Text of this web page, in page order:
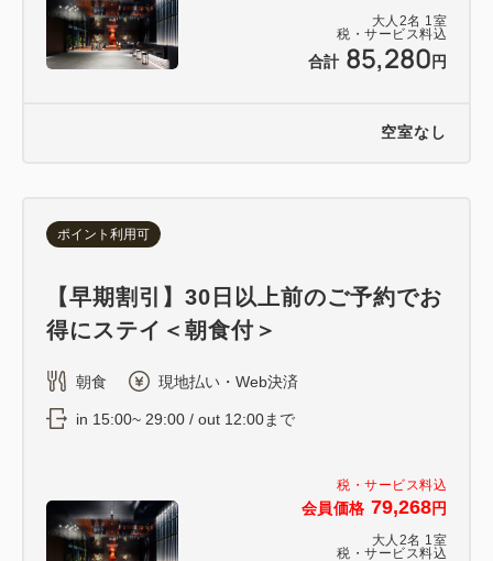
大人 2名 1 室
税・サービス料込
合計 85,280円
空室なし
税・サービス料込
会員価格 79,268円
大人 2名 1 室
税・サービス料込
ポイント利用可
【早期割引】30日以上前のご予約でお
得にステイ＜朝食付＞
朝食 現地払い・Web決済
in 15:00~ 29:00 / out 12:00まで